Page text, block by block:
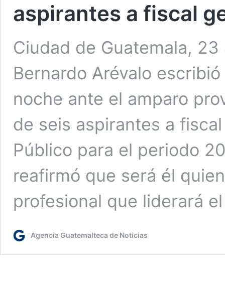
aspirantes a fiscal
Ciudad de Guatemala,
Bernardo Arévalo
noche ante el amparo
de seis aspirantes a
Público para el periodo
reafirmó que será él
profesional que liderará
Agencia Guatemalteca de Noticias